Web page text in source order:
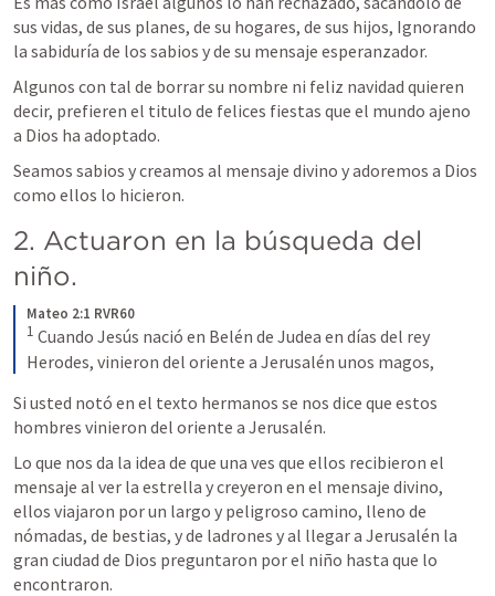
sus vidas, de sus planes, de su hogares, de sus hijos, Ignorando
la sabiduría de los sabios y de su mensaje esperanzador.
Algunos con tal de borrar su nombre ni feliz navidad quieren
decir, prefieren el titulo de felices fiestas que el mundo ajeno
a Dios ha adoptado.
Seamos sabios y creamos al mensaje divino y adoremos a Dios
como ellos lo hicieron.
2. Actuaron en la búsqueda del
niño.
Mateo 2:1 RVR60
1 Cuando Jesús nació en Belén de Judea en días del rey
Herodes, vinieron del oriente a Jerusalén unos magos,
Si usted notó en el texto hermanos se nos dice que estos
hombres vinieron del oriente a Jerusalén.
Lo que nos da la idea de que una ves que ellos recibieron el
mensaje al ver la estrella y creyeron en el mensaje divino,
ellos viajaron por un largo y peligroso camino, lleno de
nómadas, de bestias, y de ladrones y al llegar a Jerusalén la
gran ciudad de Dios preguntaron por el niño hasta que lo
encontraron.